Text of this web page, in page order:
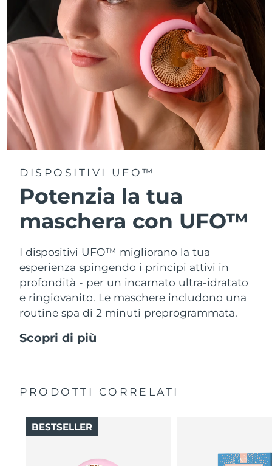
DISPOSITIVI UFO™
Potenzia la tua
maschera con UFO™
I dispositivi UFO™ migliorano la tua
esperienza spingendo i principi attivi in
profondità - per un incarnato ultra-idratato
e ringiovanito. Le maschere includono una
routine spa di 2 minuti preprogrammata.
Scopri di più
PRODOTTI CORRELATI
BESTSELLER
Consegna stimata
Emirati Arabi Uniti Consegna stimata8/10/26
Regno Unito Consegna stimata8/9/26
Stati Uniti Consegna stimata8/10/26
Uzbekistan Consegna stimata 8/14/26
Vietnam Consegna stimata8/15/26